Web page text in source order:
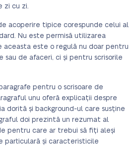
zi cu zi.
acoperire tipice corespunde celui al
Nu este permisă utilizarea
aceasta este o regulă nu doar pentru
sau de afaceri, ci și pentru scrisorile
pentru o scrisoare de
unu oferă explicații despre
dorită și background-ul care susține
doi prezintă un rezumat al
pentru care ar trebui să fiți aleși
particulară și caracteristicile